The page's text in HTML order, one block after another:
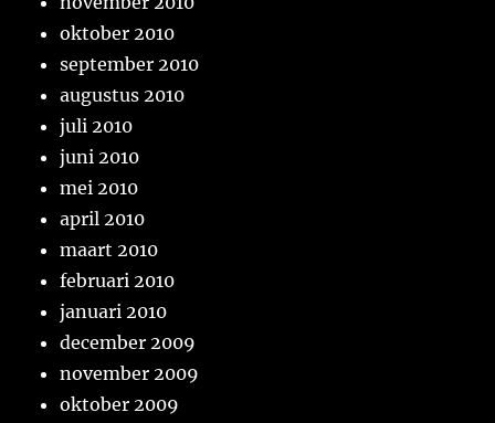
oktober 2010
september 2010
augustus 2010
juli 2010
juni 2010
mei 2010
april 2010
maart 2010
februari 2010
januari 2010
december 2009
november 2009
oktober 2009